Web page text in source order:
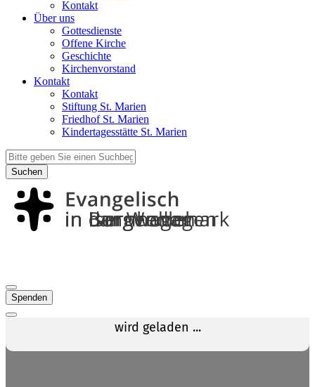
Kontakt
Über uns
Gottesdienste
Offene Kirche
Geschichte
Kirchenvorstand
Kontakt
Kontakt
Stiftung St. Marien
Friedhof St. Marien
Kindertagesstätte St. Marien
Suchen
Spenden